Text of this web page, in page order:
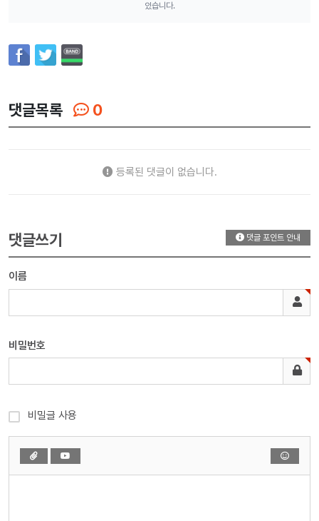
있습니다.
댓글목록 0
등록된 댓글이 없습니다.
댓글쓰기 댓글 포인트 안내
이름
비밀번호
비밀글 사용